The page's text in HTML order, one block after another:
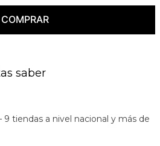
COMPRAR
saber
tiendas a nivel nacional y más de